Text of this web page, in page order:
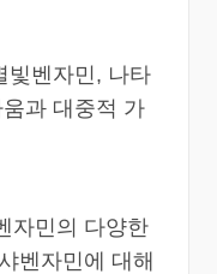
빛벤자민, 나타
과 대중적 가
자민의 다양한
벤자민에 대해